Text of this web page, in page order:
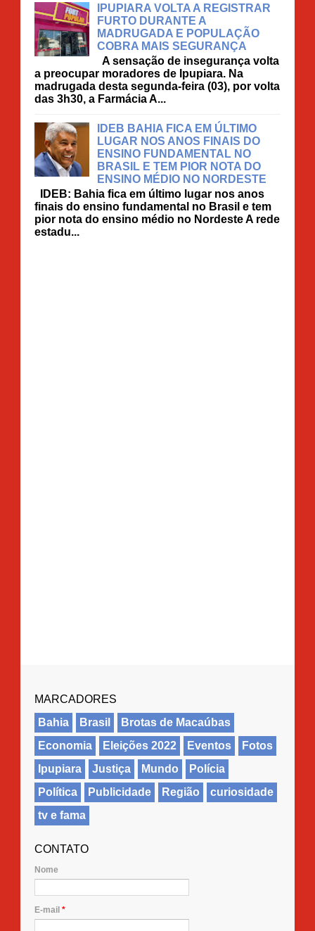
IPUPIARA VOLTA A REGISTRAR
FURTO DURANTE A
MADRUGADA E POPULAÇÃO
COBRA MAIS SEGURANÇA
A sensação de insegurança volta
a preocupar moradores de Ipupiara. Na
madrugada desta segunda-feira (03), por volta
das 3h30, a Farmácia A...
IDEB BAHIA FICA EM ÚLTIMO
LUGAR NOS ANOS FINAIS DO
ENSINO FUNDAMENTAL NO
BRASIL E TEM PIOR NOTA DO
ENSINO MÉDIO NO NORDESTE
IDEB: Bahia fica em último lugar nos anos
finais do ensino fundamental no Brasil e tem
pior nota do ensino médio no Nordeste A rede
estadu...
MARCADORES
Bahia
Brasil
Brotas de Macaúbas
Economia
Eleições 2022 Eventos
Fotos
Ipupiara
Justiça Mundo
Polícia
Política
Publicidade Região
curiosidade
tv e fama
CONTATO
Nome
E-mail *